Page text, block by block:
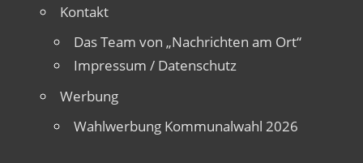
Kontakt
Das Team von „Nachrichten am Ort“
Impressum / Datenschutz
Werbung
Wahlwerbung Kommunalwahl 2026